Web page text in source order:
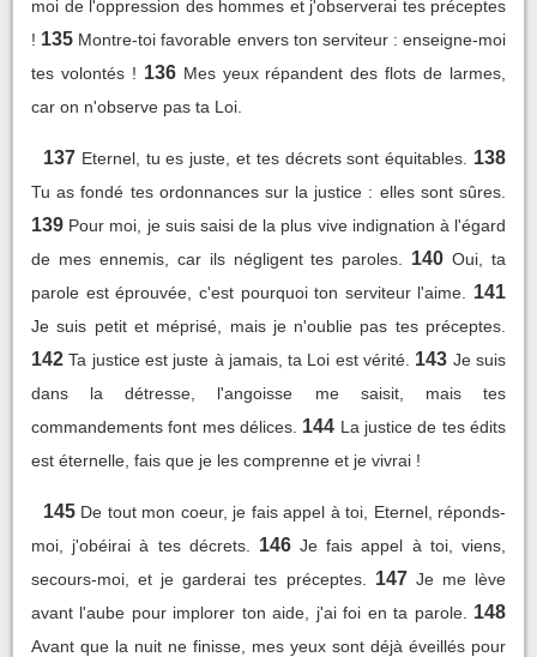
moi de l'oppression des hommes et j'observerai tes préceptes
! 135 Montre-toi favorable envers ton serviteur : enseigne-moi
tes volontés ! 136 Mes yeux répandent des flots de larmes,
car on n'observe pas ta Loi.
137 Eternel, tu es juste, et tes décrets sont équitables. 138
Tu as fondé tes ordonnances sur la justice : elles sont sûres.
139 Pour moi, je suis saisi de la plus vive indignation à l'égard
de mes ennemis, car ils négligent tes paroles.
140 Oui, ta
parole est éprouvée, c'est pourquoi ton serviteur l'aime.
141
Je suis petit et méprisé, mais je n'oublie pas tes préceptes.
142 Ta justice est juste à jamais, ta Loi est vérité. 143 Je suis
dans la détresse, l'angoisse me saisit, mais tes
commandements font mes délices. 144 La justice de tes édits
est éternelle, fais que je les comprenne et je vivrai !
145 De tout mon coeur, je fais appel à toi, Eternel, réponds-
moi, j'obéirai à tes décrets.
146 Je fais appel à toi, viens,
secours-moi, et je garderai tes préceptes.
147 Je me lève
avant l'aube pour implorer ton aide, j'ai foi en ta parole.
148
Avant que la nuit ne finisse, mes yeux sont déjà éveillés pour